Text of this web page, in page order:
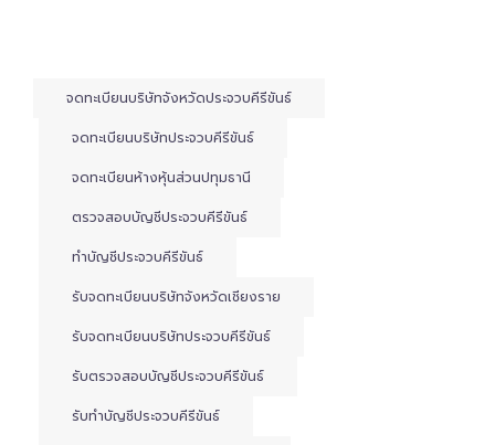
จดทะเบียนบริษัทจังหวัดประจวบคีรีขันธ์
จดทะเบียนบริษัทประจวบคีรีขันธ์
จดทะเบียนห้างหุ้นส่วนปทุมธานี
ตรวจสอบบัญชีประจวบคีรีขันธ์
ทำบัญชีประจวบคีรีขันธ์
รับจดทะเบียนบริษัทจังหวัดเชียงราย
รับจดทะเบียนบริษัทประจวบคีรีขันธ์
รับตรวจสอบบัญชีประจวบคีรีขันธ์
รับทำบัญชีประจวบคีรีขันธ์